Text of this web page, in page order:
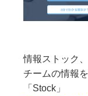
情報ストック
チームの情報
「Stock」